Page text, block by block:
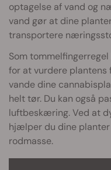
optagelse af vand og
vand gør at dine
transportere
Som
for at vurdere plantens
vande dine
helt tør. Du kan også
luftbeskæring. Ved at
hjælper du dine
rodmasse.